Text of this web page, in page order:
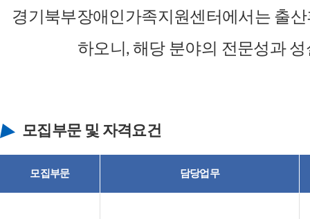
경기북부장애인가족지원센터에서는 출
하오니, 해당 분야의 전문성과
모집부문 및 자격요건
모집부문 담당업무